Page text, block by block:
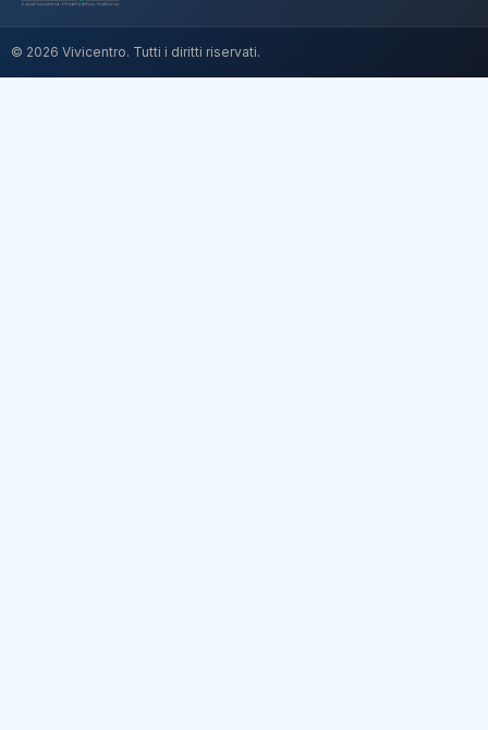
© 2026 Vivicentro. Tutti i diritti riservati.